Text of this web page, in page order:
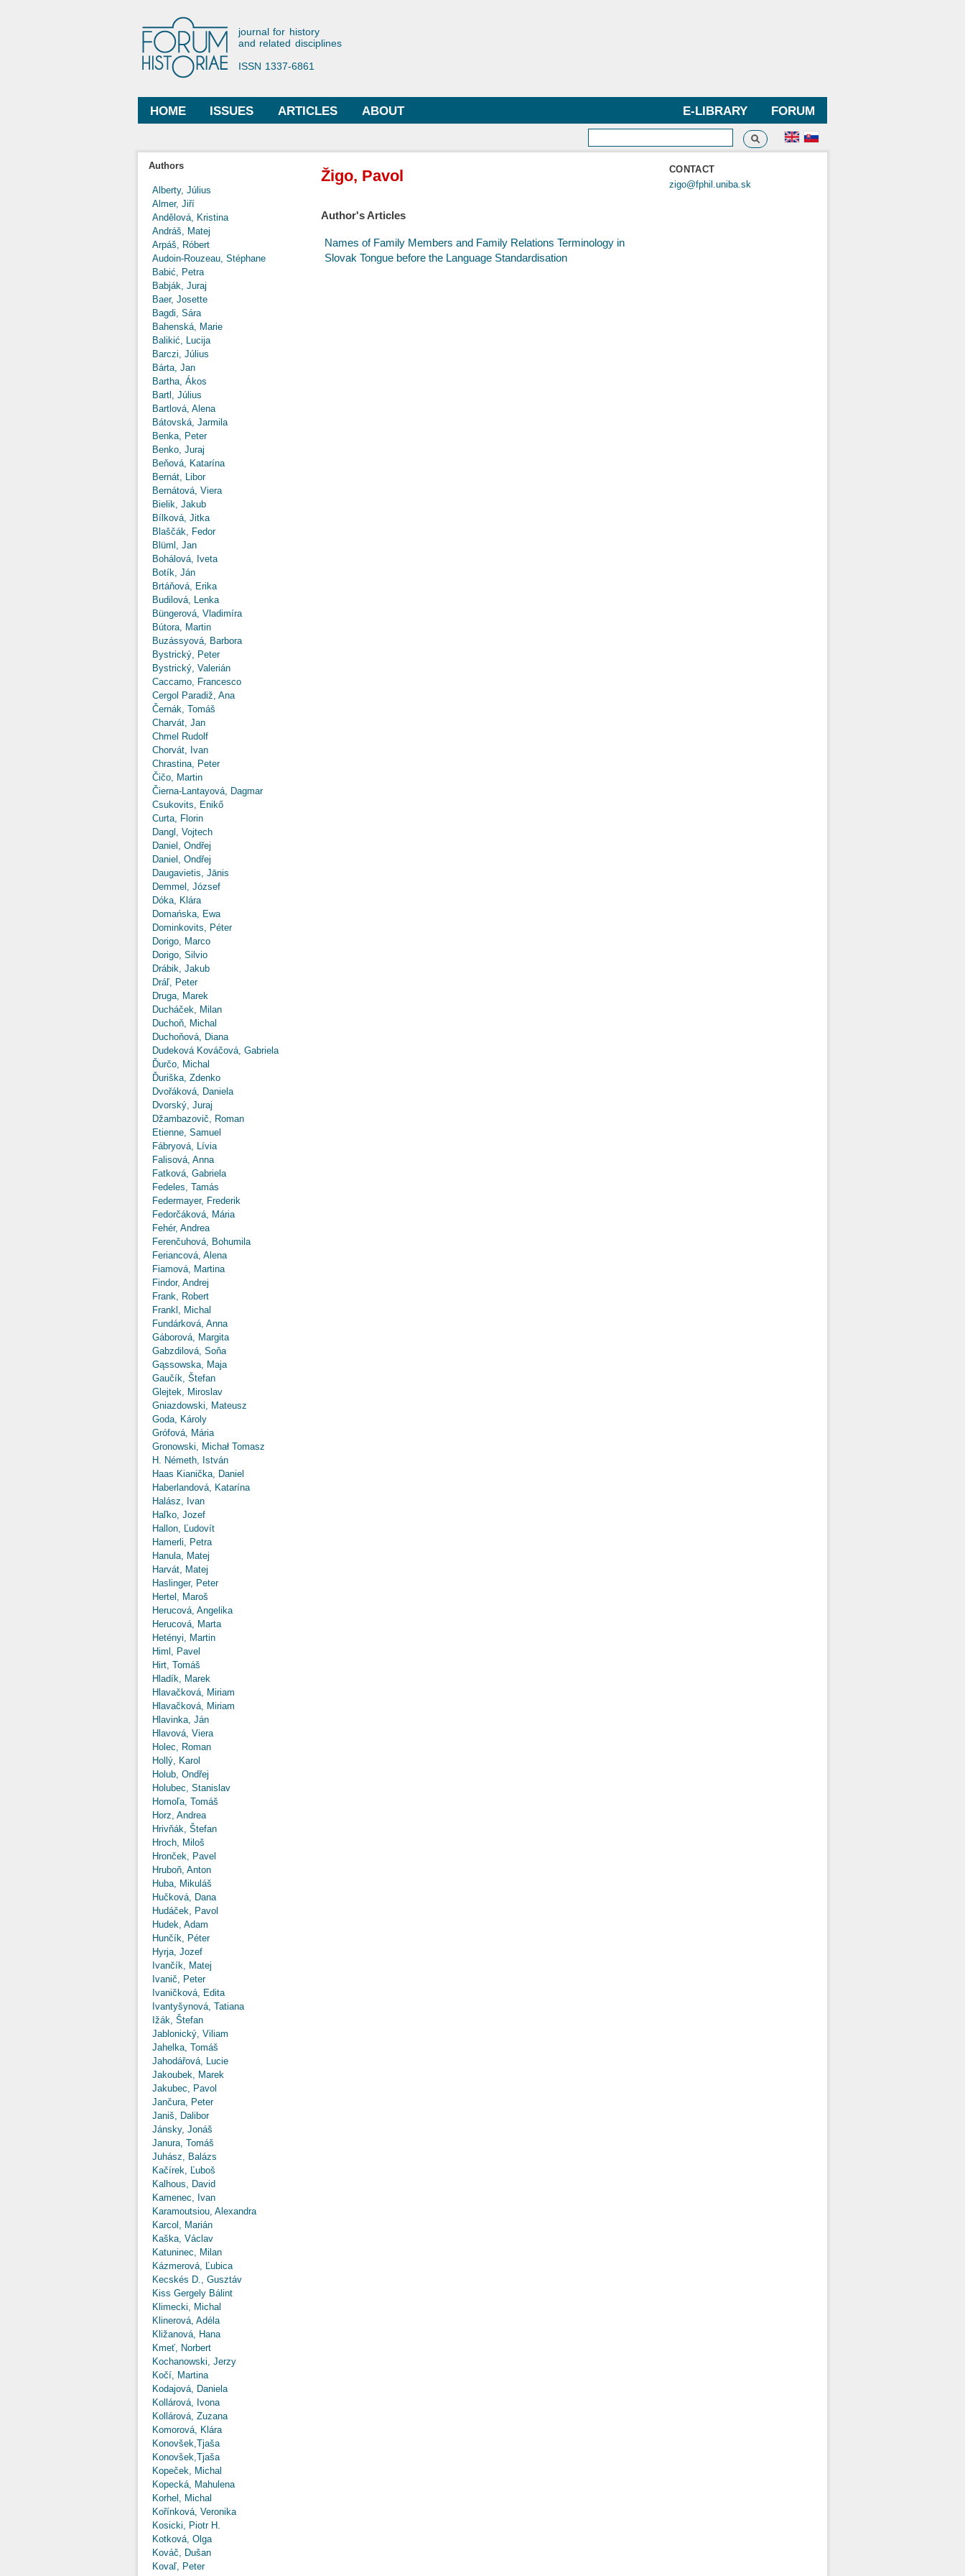
Forum Historiae
journal for history
and related disciplines
ISSN 1337-6861
Main menu
HOME ISSUES ARTICLES FORUM
E-LIBRARY
ABOUT
Search form
Search
Authors
Alberty, Július
Almer, Jiří
Andělová, Kristina
Andráš, Matej
Arpáš, Róbert
Audoin-Rouzeau, Stéphane
Babić, Petra
Babják, Juraj
Baer, Josette
Bagdi, Sára
Bahenská, Marie
Balikić, Lucija
Barczi, Július
Bárta, Jan
Bartha, Ákos
Bartl, Július
Bartlová, Alena
Bátovská, Jarmila
Benka, Peter
Benko, Juraj
Beňová, Katarína
Bernát, Libor
Bernátová, Viera
Bielik, Jakub
Bílková, Jitka
Blaščák, Fedor
Blüml, Jan
Bohálová, Iveta
Botík, Ján
Brtáňová, Erika
Budilová, Lenka
Büngerová, Vladimíra
Bútora, Martin
Buzássyová, Barbora
Bystrický, Peter
Bystrický, Valerián
Caccamo, Francesco
Cergol Paradiž, Ana
Černák, Tomáš
Charvát, Jan
Chmel Rudolf
Chorvát, Ivan
Chrastina, Peter
Čičo, Martin
Čierna-Lantayová, Dagmar
Csukovits, Enikő
Curta, Florin
Dangl, Vojtech
Daniel, Ondřej
Daniel, Ondřej
Daugavietis, Jānis
Demmel, József
Dóka, Klára
Domańska, Ewa
Dominkovits, Péter
Dorigo, Marco
Dorigo, Silvio
Drábik, Jakub
Dráľ, Peter
Druga, Marek
Ducháček, Milan
Duchoň, Michal
Duchoňová, Diana
Dudeková Kováčová, Gabriela
Ďurčo, Michal
Ďuriška, Zdenko
Dvořáková, Daniela
Dvorský, Juraj
Džambazovič, Roman
Etienne, Samuel
Fábryová, Lívia
Falisová, Anna
Fatková, Gabriela
Fedeles, Tamás
Federmayer, Frederik
Fedorčáková, Mária
Fehér, Andrea
Ferenčuhová, Bohumila
Feriancová, Alena
Fiamová, Martina
Findor, Andrej
Frank, Robert
Frankl, Michal
Fundárková, Anna
Gáborová, Margita
Gabzdilová, Soňa
Gąssowska, Maja
Gaučík, Štefan
Glejtek, Miroslav
Gniazdowski, Mateusz
Goda, Károly
Grófová, Mária
Gronowski, Michał Tomasz
H. Németh, István
Haas Kianička, Daniel
Haberlandová, Katarína
Halász, Ivan
Haľko, Jozef
Hallon, Ľudovít
Hamerli, Petra
Hanula, Matej
Harvát, Matej
Haslinger, Peter
Hertel, Maroš
Herucová, Angelika
Herucová, Marta
Hetényi, Martin
Himl, Pavel
Hirt, Tomáš
Hladík, Marek
Hlavačková, Miriam
Hlavačková, Miriam
Hlavinka, Ján
Hlavová, Viera
Holec, Roman
Hollý, Karol
Holub, Ondřej
Holubec, Stanislav
Homoľa, Tomáš
Horz, Andrea
Hrivňák, Štefan
Hroch, Miloš
Hronček, Pavel
Hruboň, Anton
Huba, Mikuláš
Hučková, Dana
Hudáček, Pavol
Hudek, Adam
Hunčík, Péter
Hyrja, Jozef
Ivančík, Matej
Ivanič, Peter
Ivaničková, Edita
Ivantyšynová, Tatiana
Ižák, Štefan
Jablonický, Viliam
Jahelka, Tomáš
Jahodářová, Lucie
Jakoubek, Marek
Jakubec, Pavol
Jančura, Peter
Janiš, Dalibor
Jánsky, Jonáš
Janura, Tomáš
Juhász, Balázs
Kačírek, Ľuboš
Kalhous, David
Kamenec, Ivan
Karamoutsiou, Alexandra
Karcol, Marián
Kaška, Václav
Katuninec, Milan
Kázmerová, Ľubica
Kecskés D., Gusztáv
Kiss Gergely Bálint
Klimecki, Michal
Klinerová, Adéla
Kližanová, Hana
Kmeť, Norbert
Kochanowski, Jerzy
Kočí, Martina
Kodajová, Daniela
Kollárová, Ivona
Kollárová, Zuzana
Komorová, Klára
Konovšek,Tjaša
Konovšek,Tjaša
Kopeček, Michal
Kopecká, Mahulena
Korhel, Michal
Kořínková, Veronika
Kosicki, Piotr H.
Kotková, Olga
Kováč, Dušan
Kovaľ, Peter
Žigo, Pavol
Author's Articles
Names of Family Members and Family Relations Terminology in
Slovak Tongue before the Language Standardisation
CONTACT
zigo@fphil.uniba.sk